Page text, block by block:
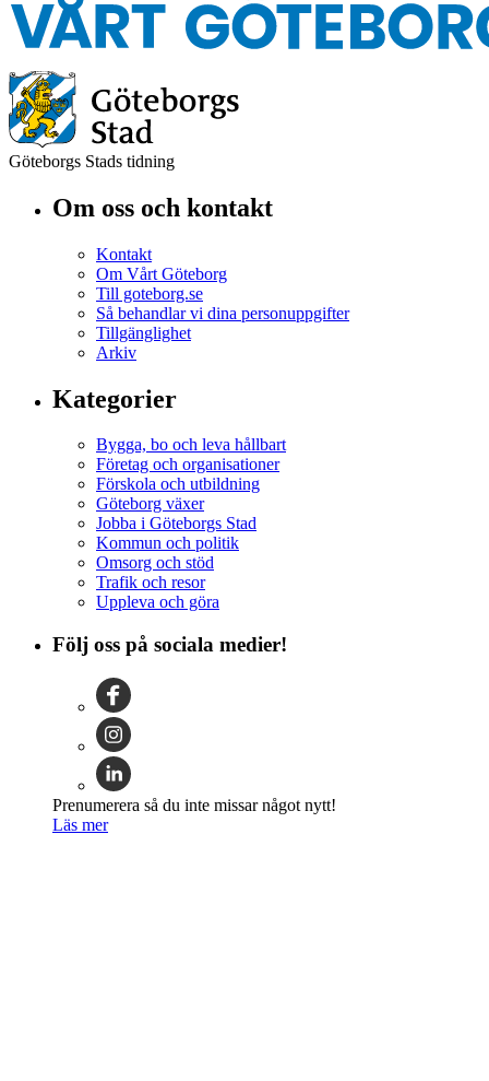
Göteborgs Stads tidning
Om oss och kontakt
Kontakt
Om Vårt Göteborg
Till goteborg.se
Så behandlar vi dina personuppgifter
Tillgänglighet
Arkiv
Kategorier
Bygga, bo och leva hållbart
Företag och organisationer
Förskola och utbildning
Göteborg växer
Jobba i Göteborgs Stad
Kommun och politik
Omsorg och stöd
Trafik och resor
Uppleva och göra
Följ oss på sociala medier!
Prenumerera så du inte missar något nytt!
Läs mer